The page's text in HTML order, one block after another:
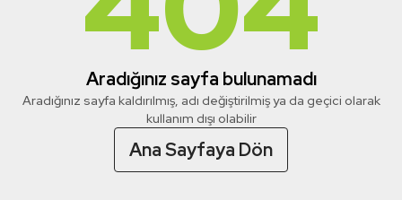
Aradığınız sayfa bulunamadı
Aradığınız sayfa kaldırılmış, adı değiştirilmiş ya da geçici olarak
kullanım dışı olabilir
Ana Sayfaya Dön